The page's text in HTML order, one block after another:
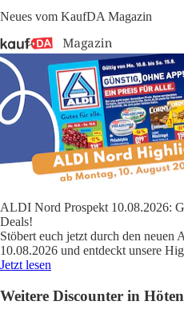
Neues vom KaufDA Magazin
ALDI Nord Prospekt 10.08.2026:
Deals!
Stöbert euch jetzt durch den
10.08.2026 und entdeckt unsere
Jetzt lesen
Weitere Discounter in